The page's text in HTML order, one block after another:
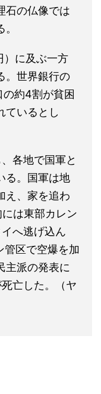
石の仏像では
）に及ぶ一方
。世界銀行の
約4割が貧困
ているとし
各地で国軍と
る。国軍は地
え、家を追わ
は東部カレン
へ逃げ込ん
管区で空爆を加
主派の発表に
亡した。（ヤ